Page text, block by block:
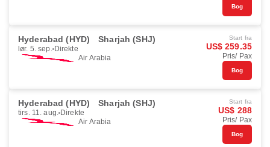
Bog
Hyderabad (HYD) Sharjah (SHJ)
lør. 5. sep. Direkte
Air Arabia
Start fra
US$ 259.35
Pris/ Pax
Bog
Hyderabad (HYD) Sharjah (SHJ)
tirs. 11. aug. Direkte
Air Arabia
Start fra
US$ 288
Pris/ Pax
Bog